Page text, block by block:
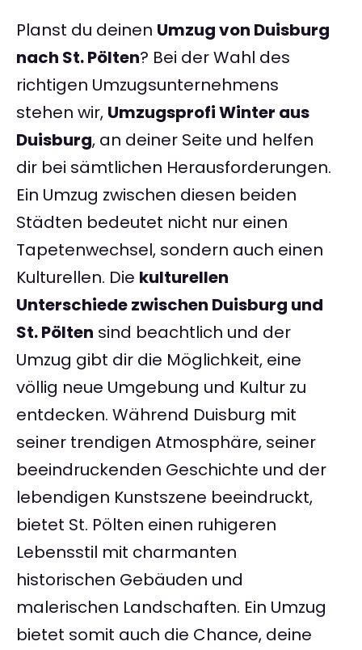
Planst du deinen Umzug von Duisburg
nach St. Pölten? Bei der Wahl des
richtigen Umzugsunternehmens
stehen wir, Umzugsprofi Winter aus
Duisburg, an deiner Seite und helfen
dir bei sämtlichen Herausforderungen.
Ein Umzug zwischen diesen beiden
Städten bedeutet nicht nur einen
Tapetenwechsel, sondern auch einen
Kulturellen. Die kulturellen
Unterschiede zwischen Duisburg und
St. Pölten sind beachtlich und der
Umzug gibt dir die Möglichkeit, eine
völlig neue Umgebung und Kultur zu
entdecken. Während Duisburg mit
seiner trendigen Atmosphäre, seiner
beeindruckenden Geschichte und der
lebendigen Kunstszene beeindruckt,
bietet St. Pölten einen ruhigeren
Lebensstil mit charmanten
historischen Gebäuden und
malerischen Landschaften. Ein Umzug
bietet somit auch die Chance, deine